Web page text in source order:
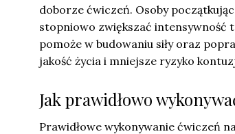
doborze ćwiczeń. Osoby
stopniowo zwiększać intensywność
pomoże w budowaniu siły oraz
jakość życia i mniejsze ryzyko
Jak prawidłowo
Prawidłowe wykonywanie ćwiczeń